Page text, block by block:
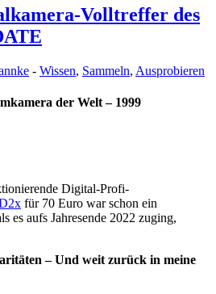
Volltreffer des
- Wissen, Sammeln, Ausprobieren
der Welt – 1999
Digital-Profi-
für 70 Euro war schon ein
es aufs Jahresende 2022 zuging,
– Und weit zurück in meine